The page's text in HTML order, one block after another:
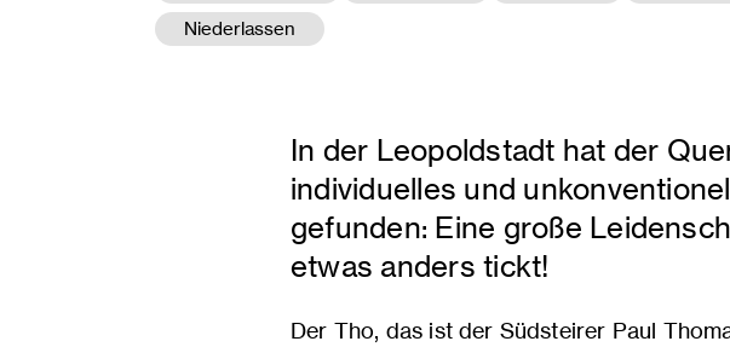
Niederlassen
In der Leopoldstadt hat der
individuelles und
gefunden: Eine große
etwas anders tickt!
Der Tho, das ist der Südsteirer Paul